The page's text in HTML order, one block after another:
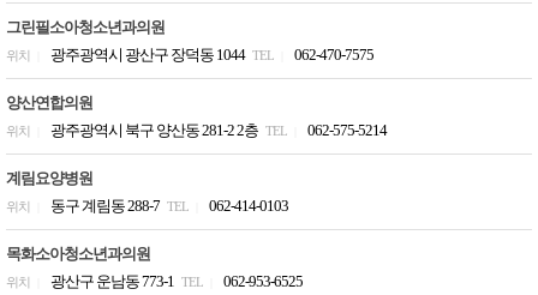
그린필소아청소년과의원
위치 광주광역시 광산구 장덕동 1044 TEL 062-470-7575
양산연합의원
위치 광주광역시 북구 양산동 281-2 2층 TEL 062-575-5214
계림요양병원
위치 동구 계림동 288-7 TEL 062-414-0103
목화소아청소년과의원
위치 광산구 운남동 773-1 TEL 062-953-6525